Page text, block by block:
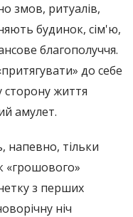
змов, ритуалів,
будинок, сім'ю,
благополуччя.
до себе
сторону життя
амулет.
напевно, тільки
«грошового»
з перших
ніч